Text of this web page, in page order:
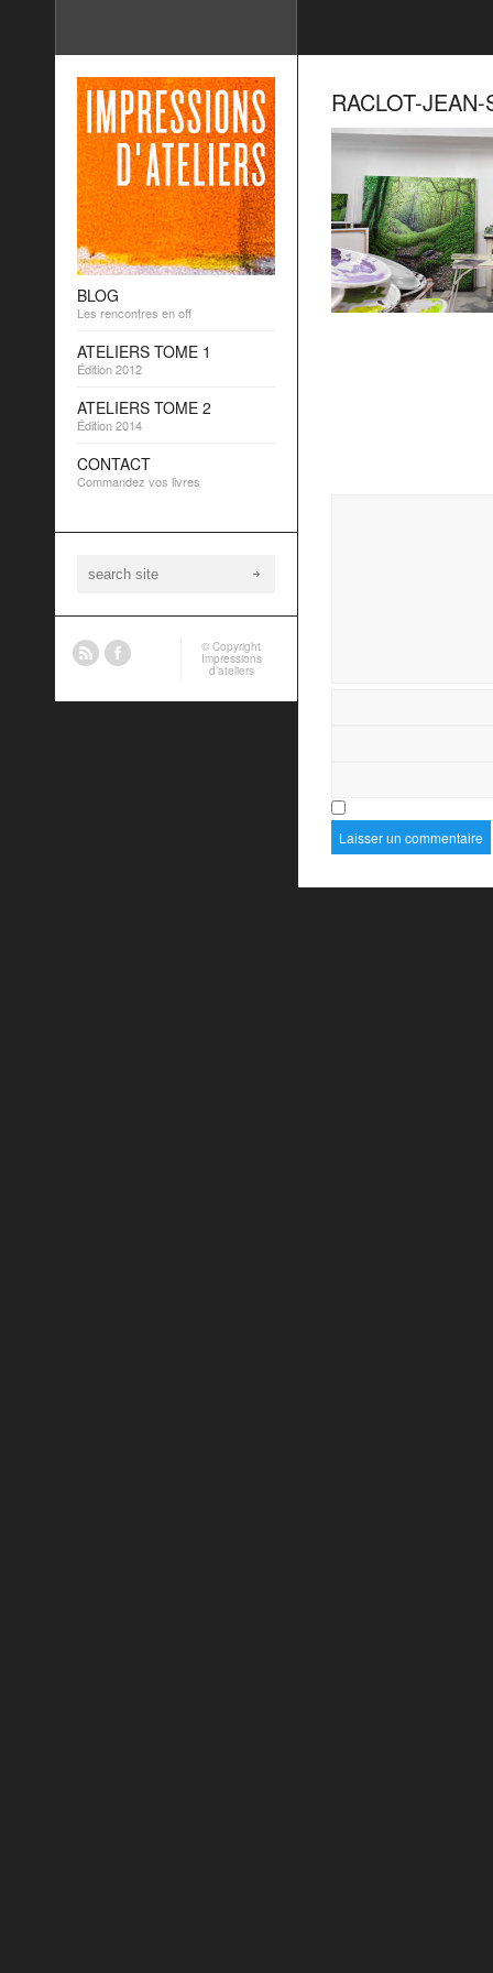
RACLOT-
BLOG
Les rencontres en off
ATELIERS TOME 1
Édition 2012
ATELIERS TOME 2
Édition 2014
CONTACT
Commandez vos livres
© Copyright
Impressions
d’ateliers